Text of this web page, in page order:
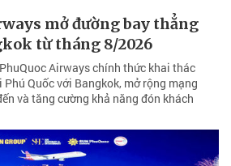
mở đường bay thẳng
từ tháng 8/2026
Airways chính thức khai thác
Quốc với Bangkok, mở rộng mạng
và tăng cường khả năng đón khách